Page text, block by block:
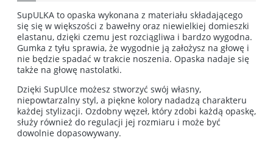
SupULKA to opaska wykonana z materiału składającego
się się w większości z bawełny oraz niewielkiej domieszki
elastanu, dzięki czemu jest rozciągliwa i bardzo wygodna.
Gumka z tyłu sprawia, że wygodnie ją założysz na głowę i
nie będzie spadać w trakcie noszenia. Opaska nadaje się
także na głowę nastolatki.
Dzięki SupUlce możesz stworzyć swój własny,
niepowtarzalny styl, a piękne kolory nadadzą charakteru
każdej stylizacji. Ozdobny węzeł, który zdobi każdą opaskę,
służy również do regulacji jej rozmiaru i może być
dowolnie dopasowywany.